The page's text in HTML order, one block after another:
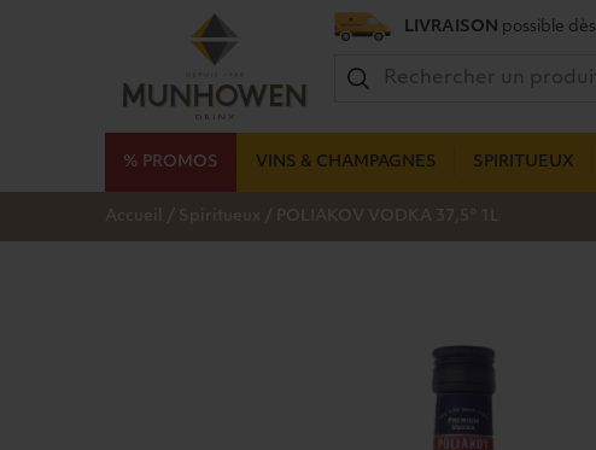
LIVRAISON possible dès
% PROMOS VINS & CHAMPAGNES SPIRITUEUX
Accueil / Spiritueux / POLIAKOV VODKA 37,5° 1L